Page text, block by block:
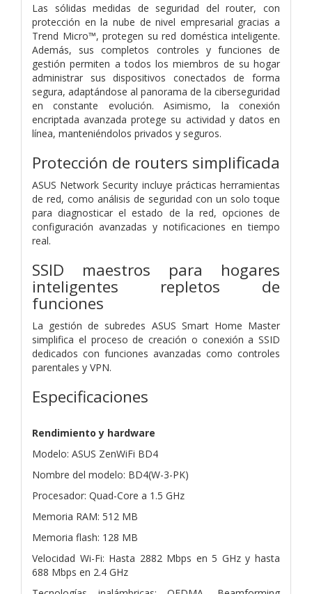
Las sólidas medidas de seguridad del router, con
protección en la nube de nivel empresarial gracias a
Trend Micro™, protegen su red doméstica inteligente.
Además, sus completos controles y funciones de
gestión permiten a todos los miembros de su hogar
administrar sus dispositivos conectados de forma
segura, adaptándose al panorama de la ciberseguridad
en constante evolución. Asimismo, la conexión
encriptada avanzada protege su actividad y datos en
línea, manteniéndolos privados y seguros.
Protección de routers simplificada
ASUS Network Security incluye prácticas herramientas
de red, como análisis de seguridad con un solo toque
para diagnosticar el estado de la red, opciones de
configuración avanzadas y notificaciones en tiempo
real.
SSID maestros para hogares
inteligentes repletos de
funciones
La gestión de subredes ASUS Smart Home Master
simplifica el proceso de creación o conexión a SSID
dedicados con funciones avanzadas como controles
parentales y VPN.
Especificaciones
Rendimiento y hardware
Modelo: ASUS ZenWiFi BD4
Nombre del modelo: BD4(W-3-PK)
Procesador: Quad-Core a 1.5 GHz
Memoria RAM: 512 MB
Memoria flash: 128 MB
Velocidad Wi-Fi: Hasta 2882 Mbps en 5 GHz y hasta
688 Mbps en 2.4 GHz